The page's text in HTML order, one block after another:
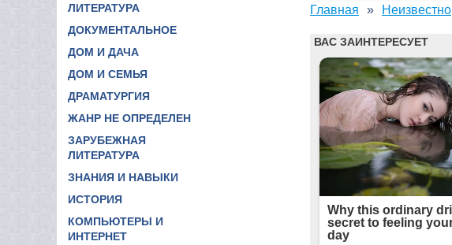
ЛИТЕРАТУРА
ДОКУМЕНТАЛЬНОЕ
ДОМ И ДАЧА
ДОМ И СЕМЬЯ
ДРАМАТУРГИЯ
ЖАНР НЕ ОПРЕДЕЛЕН
ЗАРУБЕЖНАЯ
ЛИТЕРАТУРА
ЗНАНИЯ И НАВЫКИ
ИСТОРИЯ
КОМПЬЮТЕРЫ И
ИНТЕРНЕТ
Главная Неизвестно